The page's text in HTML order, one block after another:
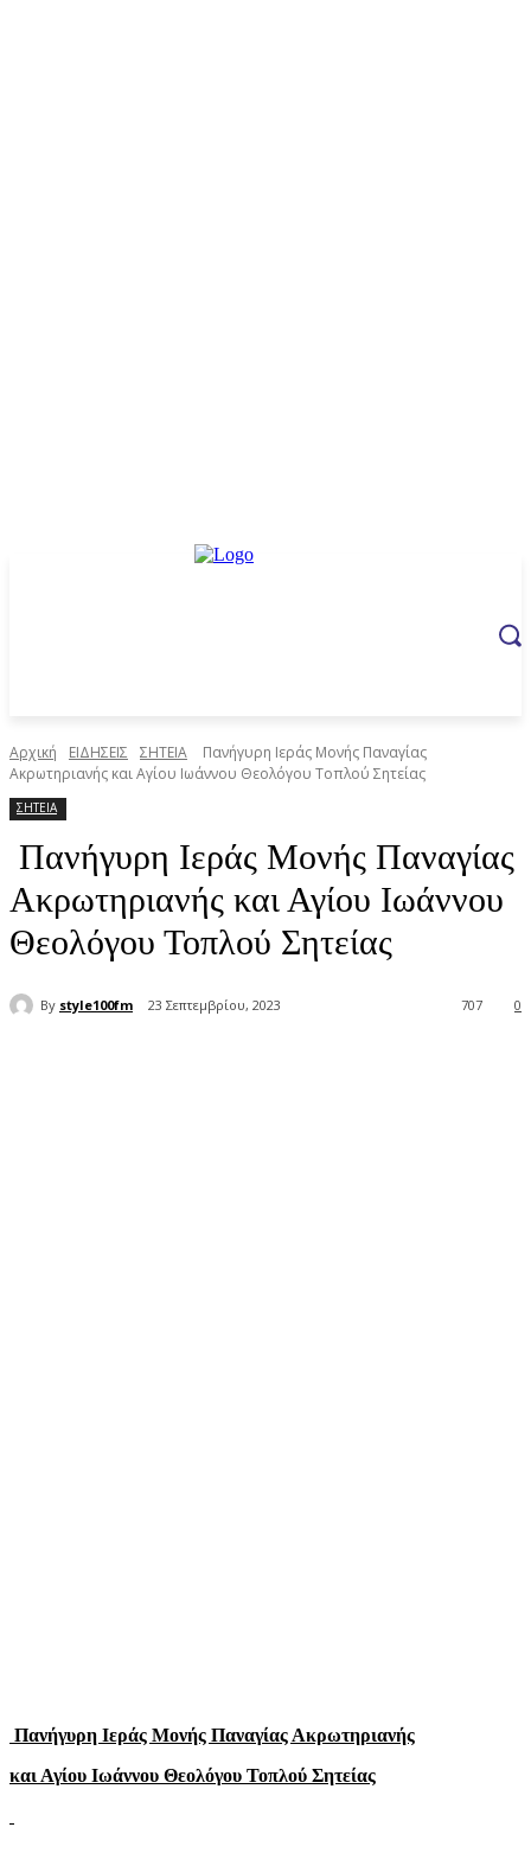
Αρχική ΕΙΔΗΣΕΙΣ ΣΗΤΕΙΑ
Πανήγυρη Ιεράς Μονής Παναγίας
Ακρωτηριανής και Αγίου Ιωάννου Θεολόγου Τοπλού Σητείας
ΣΗΤΕΙΑ
Πανήγυρη Ιεράς Μονής Παναγίας
Ακρωτηριανής και Αγίου Ιωάννου
Θεολόγου Τοπλού Σητείας
By style100fm 23 Σεπτεμβρίου, 2023 0
707
Πανήγυρη Ιεράς Μονής Παναγίας Ακρωτηριανής
και Αγίου Ιωάννου Θεολόγου Τοπλού Σητείας